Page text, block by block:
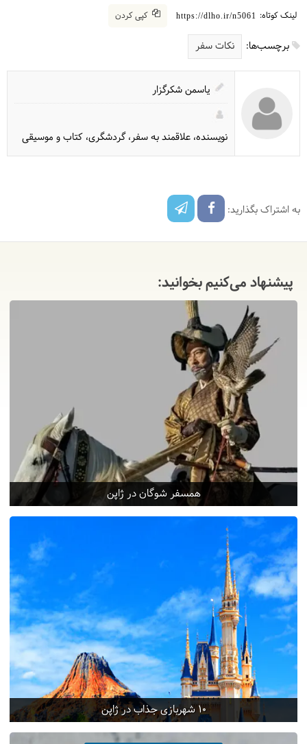
لینک کوتاه: https://dlho.ir/n5061 کپی کردن
برچسب‌ها: نکات سفر
یاسمن شکرگزار
نویسنده، علاقمند به سفر، گردشگری، کتاب و موسیقی
به اشتراک بگذارید:
پیشنهاد می‌کنیم بخوانید:
همسفر شوگان در ژاپن
10 شهربازی جذاب در ژاپن